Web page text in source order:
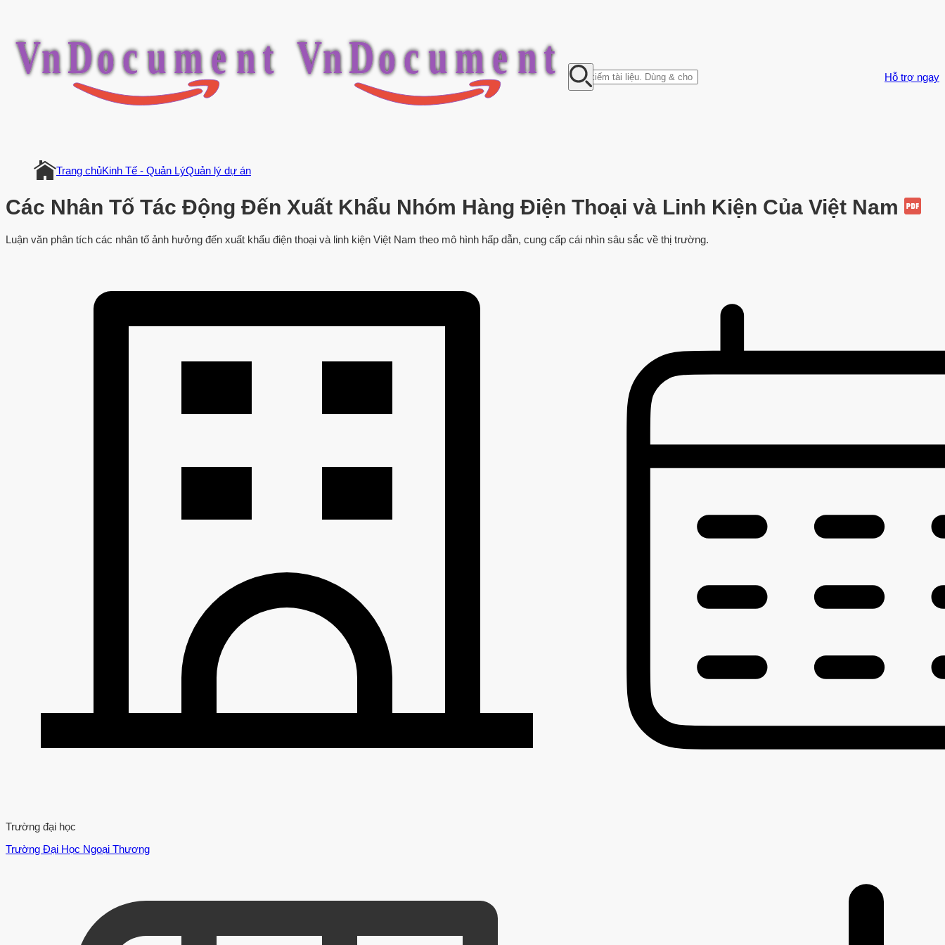
VnDocument VnDocument Hỗ trợ ngay
Trang chủKinh Tế - Quản LýQuản lý dự án
Các Nhân Tố Tác Động Đến Xuất Khẩu Nhóm Hàng Điện Thoại và Linh Kiện Của Việt Nam
Luận văn phân tích các nhân tố ảnh hưởng đến xuất khẩu điện thoại và linh kiện Việt Nam theo mô hình hấp dẫn, cung cấp cái nhìn sâu sắc về thị trường.
Trường đại học
Trường Đại Học Ngoại Thương